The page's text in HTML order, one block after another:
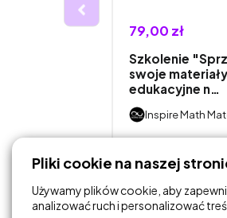
79,00 zł
Szkolenie
swoje materiały
edukacyjne n…
Inspire Math
DODAJ DO
KOSZYKA
Pliki cookie na naszej
Używamy plików cookie, aby
analizować ruch i personalizować